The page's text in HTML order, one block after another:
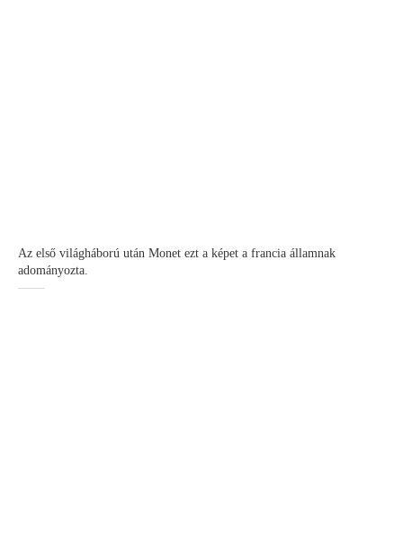
Az első világháború után Monet ezt a képet a francia államnak
adományozta.